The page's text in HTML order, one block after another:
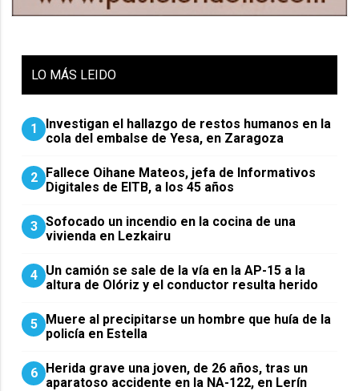
LO MÁS LEIDO
1
Investigan el hallazgo de restos humanos en la
cola del embalse de Yesa, en Zaragoza
2 Fallece Oihane Mateos, jefa de Informativos
Digitales de EITB, a los 45 años
3 Sofocado un incendio en la cocina de una
vivienda en Lezkairu
4 Un camión se sale de la vía en la AP-15 a la
altura de Olóriz y el conductor resulta herido
5 Muere al precipitarse un hombre que huía de la
policía en Estella
6 Herida grave una joven, de 26 años, tras un
aparatoso accidente en la NA-122, en Lerín